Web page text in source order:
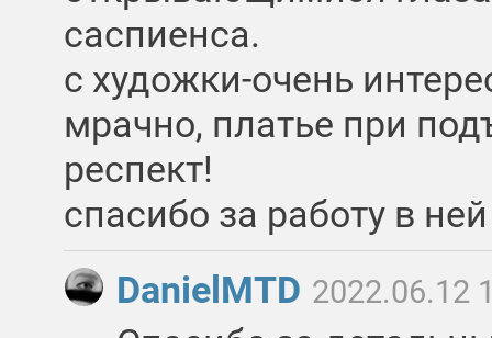
саспиенса.
с художки-очень
мрачно, платье при
респект!
спасибо за работу в ней
DanielMTD 2022.06.12